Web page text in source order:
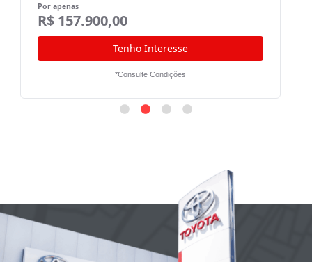
Por apenas
R$ 157.900,00
Tenho Interesse
*Consulte Condições